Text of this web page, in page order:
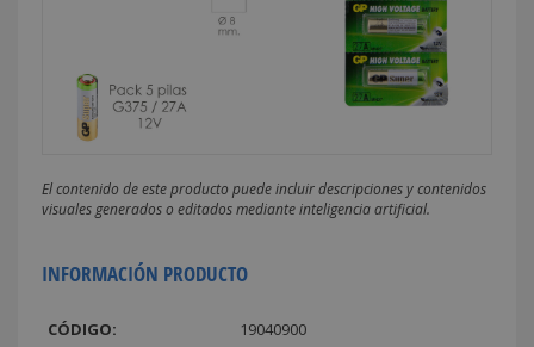
El contenido de este producto puede incluir descripciones y contenidos
visuales generados o editados mediante inteligencia artificial.
INFORMACIÓN PRODUCTO
CÓDIGO:
19040900